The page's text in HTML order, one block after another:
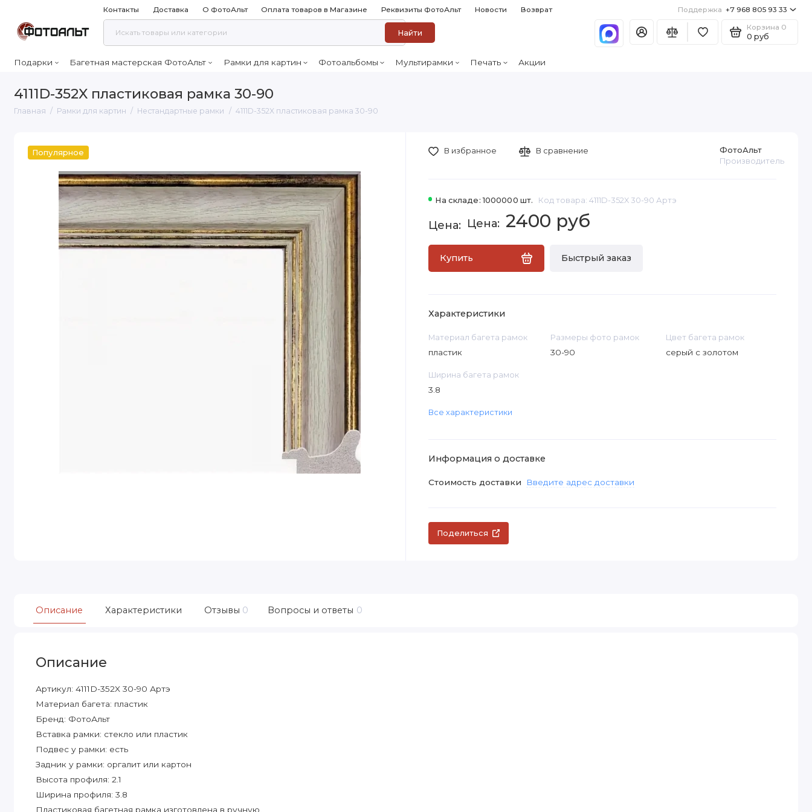
Контакты Доставка О ФотоАльт Оплата товаров в Магазине Реквизиты ФотоАльт Новости Возврат Поддержка +7 968 805 93 33
Найти
Корзина 0
0 руб
Подарки Багетная мастерская ФотоАльт Рамки для картин Фотоальбомы Мультирамки Печать Акции
4111D-352X пластиковая рамка 30-90
Главная Рамки для картин Нестандартные рамки 4111D-352X пластиковая рамка 30-90
Популярное
На складе: 1000000 шт. Код товара: 4111D-352X 30-90 Артэ
ФотоАльт
Производитель
2400 руб
Купить Быстрый заказ
В избранное В сравнение
Характеристики
Материал багета рамок
пластик
Размеры фото рамок
30-90
Цвет багета рамок
серый с золотом
Ширина багета рамок
3.8
Все характеристики
Информация о доставке
Стоимость доставки Введите адрес доставки
Поделиться
Описание Характеристики Отзывы 0 Вопросы и ответы 0
Описание
Артикул: 4111D-352X 30-90 Артэ
Материал багета: пластик
Бренд: ФотоАльт
Вставка рамки: стекло или пластик
Подвес у рамки: есть
Задник у рамки: оргалит или картон
Высота профиля: 2.1
Ширина профиля: 3.8
Пластиковая багетная рамка изготовлена в ручную.